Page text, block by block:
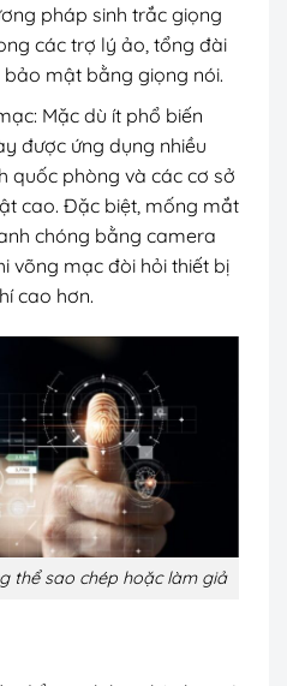
pháp sinh trắc giọng
các trợ lý ảo, tổng đài
mật bằng giọng nói.
Mặc dù ít phổ biến
được ứng dụng nhiều
quốc phòng và các cơ sở
cao. Đặc biệt, mống mắt
chóng bằng camera
võng mạc đòi hỏi thiết bị
cao hơn.
thể sao chép hoặc làm giả